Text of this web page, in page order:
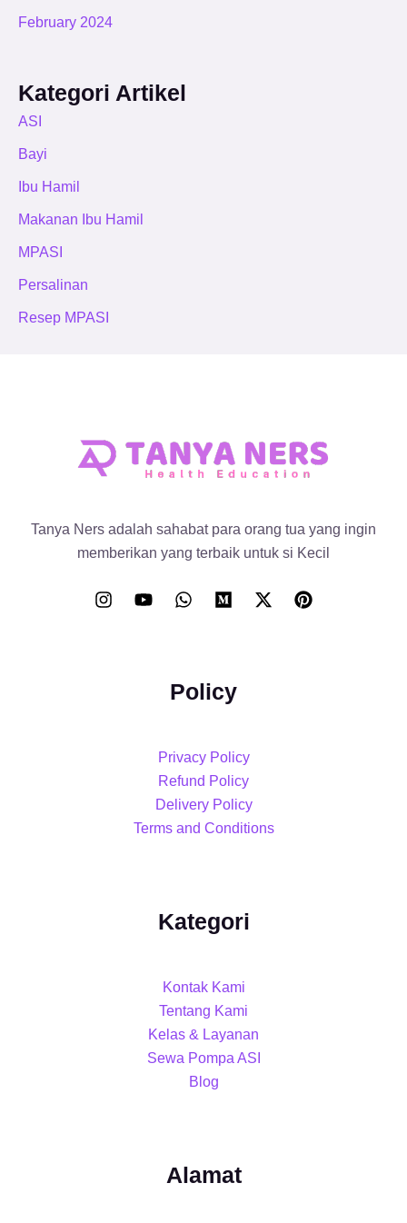
February 2024
Kategori Artikel
ASI
Bayi
Ibu Hamil
Makanan Ibu Hamil
MPASI
Persalinan
Resep MPASI
Tanya Ners adalah sahabat para orang tua yang ingin
memberikan yang terbaik untuk si Kecil
Policy
Privacy Policy
Refund Policy
Delivery Policy
Terms and Conditions
Kategori
Kontak Kami
Tentang Kami
Kelas & Layanan
Sewa Pompa ASI
Blog
Alamat